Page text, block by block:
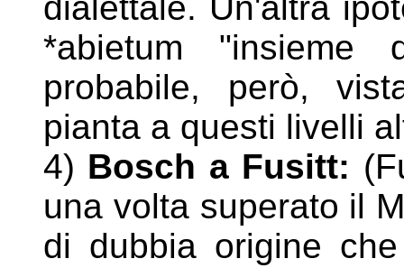
*abietum "insieme
probabile, però,
pianta a questi livelli
4) Bosch a Fusitt:
una volta superato il
di dubbia origine